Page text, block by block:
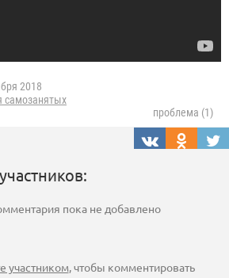
2018
самозанятых
проблема (1)
пока не добавлено
участником, чтобы комментировать